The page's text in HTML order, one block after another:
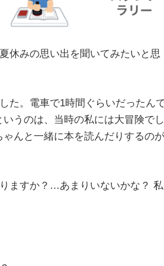
休みの思い出を聞いてみたいと思
た。電車で1時間ぐらいだったん
うのは、当時の私には大冒険でし
んと一緒に本を読んだりするのが
ますか？…あまりいないかな？ 私